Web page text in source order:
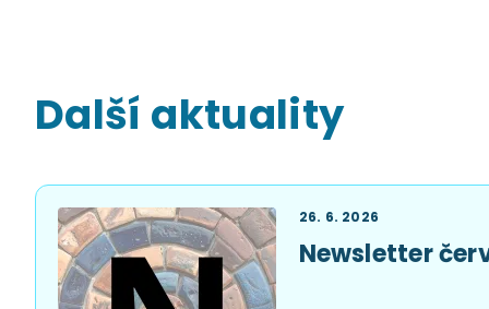
Další aktuality
26. 6. 2026
Newsletter